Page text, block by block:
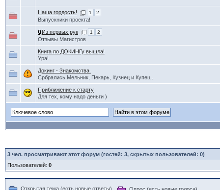
Наша гордость! 1 2
Выпускники проекта!
Из первых рук 1 2
Отзывы Магистров
Книга по ДОКИНГу вышла!
Ура!
Докинг - Знакомства.
Србрались Мельник, Пекарь, Кузнец и Купец...
Приближение к старту
Для тех, кому надо деньги )
3чел. просматривают этот форум (гостей: 3, скрытых пользователей: 0)
Пользователей: 0
Открытая тема (есть новые ответы)